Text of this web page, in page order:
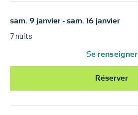
sam. 9 janvier - sam. 16 janvier
7 nuits
Se renseigner
Réserver